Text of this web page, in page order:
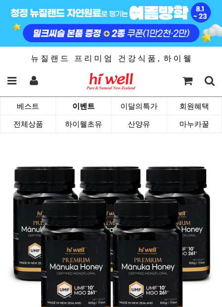
뉴 질 랜 드 프 리 미 엄 건 강 식 품 , 하 이 웰
베스트 이벤트 이달의특가 회원혜택
전체상품 하이웰초유 산양유 마누카꿀